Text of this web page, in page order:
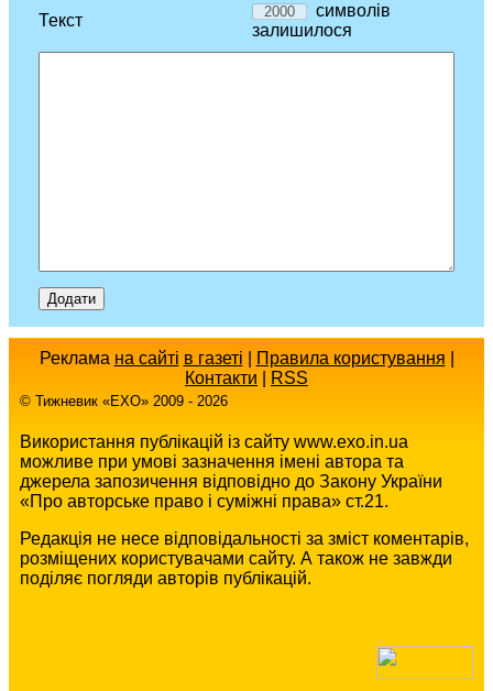
Текст
символів
залишилося
Реклама на сайті в газеті Правила користування
Контакти
RSS
© Тижневик «EХO» 2009 - 2026
Використання публікацій із сайту www.exo.in.ua
можливе при умові зазначення імені автора та
джерела запозичення відповідно до Закону України
«Про авторське право і суміжні права» ст.21.
Редакція не несе відповідальності за зміст коментарів,
розміщених користувачами сайту. А також не завжди
поділяє погляди авторів публікацій.